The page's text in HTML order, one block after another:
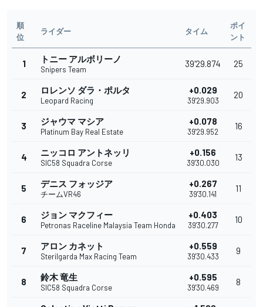
順
位
ライダー タイム
ポイ
ント
1 トニー アルボリーノ
Snipers Team
39'29.874 25
2 ロレンソ ダラ・ポルタ
Leopard Racing
+0.029
39'29.903
20
3 ジャウマ マシア
Platinum Bay Real Estate
+0.078
39'29.952
16
4 ニッコロ アントネッリ
SIC58 Squadra Corse
+0.156
39'30.030
13
5 デニス フォッジア
チームVR46
+0.267
39'30.141
11
6 ジョン マクフィー
Petronas Raceline Malaysia Team Honda
+0.403
39'30.277
10
7 アロン カネット
Sterilgarda Max Racing Team
+0.559
39'30.433
9
8 鈴木 竜生
SIC58 Squadra Corse
+0.595
39'30.469
8